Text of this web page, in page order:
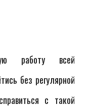
работу всей
без регулярной
с такой